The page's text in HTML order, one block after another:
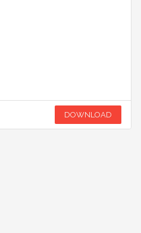
DOWNLOAD